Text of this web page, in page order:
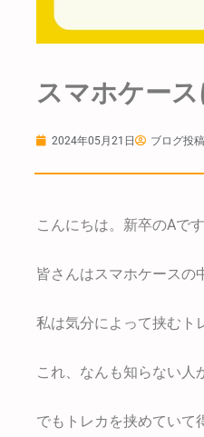
スマホケー
2024年05月21日 ブログ投
こんにちは。新卒のAです
皆さんはスマホケースの
私は気分によって挟むト
これ、なんも知らない人
でもトレカを挟めていて